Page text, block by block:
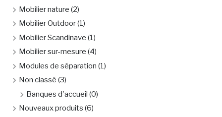
Mobilier nature (2)
Mobilier Outdoor(1)
Mobilier Scandinave (1)
Mobilier sur-mesure (4)
Modules de séparation (1)
Non classé (3)
Banques d'accueil (0)
Nouveaux produits (6)